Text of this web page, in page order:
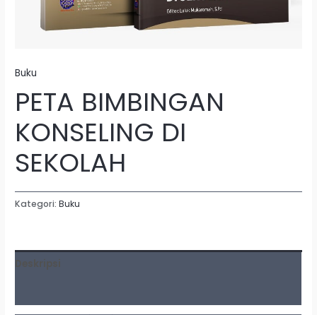
Buku
PETA BIMBINGAN
KONSELING DI
SEKOLAH
Kategori:Buku
Deskripsi